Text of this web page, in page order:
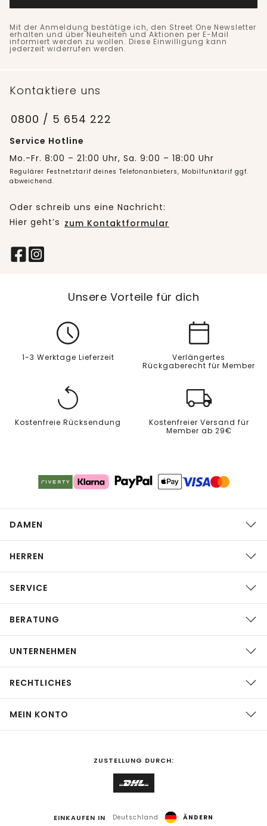
Mit der Anmeldung bestätige ich, den Street One Newsletter
erhalten und über Neuheiten und Aktionen per E-Mail
informiert werden zu wollen. Diese Einwilligung kann
jederzeit widerrufen werden.
Kontaktiere uns
0800 / 5 654 222
Service Hotline
Mo.-Fr. 8:00 – 21:00 Uhr, Sa. 9:00 – 18:00 Uhr
Regulärer Festnetztarif deines Telefonanbieters, Mobilfunktarif ggf.
abweichend.
Oder schreib uns eine Nachricht:
Hier geht’s zum Kontaktformular
Unsere Vorteile für dich
1-3 Werktage Lieferzeit
Verlängertes
Rückgaberecht für Member
Kostenfreie Rücksendung
Kostenfreier Versand für
Member ab 29€
DAMEN
HERREN
SERVICE
BERATUNG
UNTERNEHMEN
RECHTLICHES
MEIN KONTO
ZUSTELLUNG DURCH:
EINKAUFEN IN Deutschland ÄNDERN